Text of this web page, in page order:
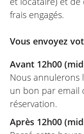
rapidement,
recommande
frais engagés.
Vous envoyez
Avant 12h00
Nous annulerons
un bon par email
réservation.
Après 12h00